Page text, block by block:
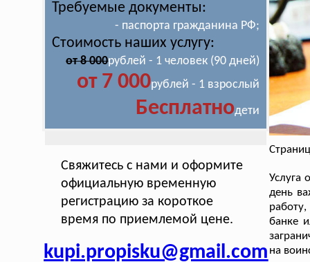
Требуемые документы:
- паспорта гражданина РФ;
Стоимость наших услугу:
от 8 000рублей - 1 человек (90 дней)
от 7 000рублей - 1 взрослый
Бесплатнодети
Свяжитесь с нами и оформите
официальную временную
регистрацию за короткое
время по приемлемой цене.
kupi.propisku@gmail.com
Услуга
день
банке
на